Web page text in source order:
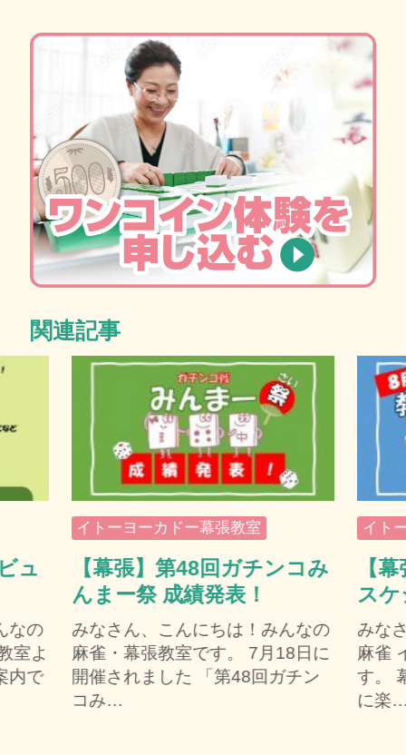
関連記事
ュ
なの
室よ
内で
イトーヨーカドー幕張教室
【幕張】第48回ガチンコみ
んまー祭 成績発表！
みなさん、こんにちは！みんなの
麻雀・幕張教室です。 7月18日に
開催されました 「第48回ガチン
コみ…
イト
【
ス
みな
麻雀
す。
に楽